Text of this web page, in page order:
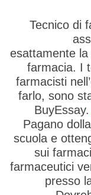
Tecnico di
esattamente
farmacia. I
farmacisti
farlo, sono
Pagano
scuola e
sui
farmaceutici
presso